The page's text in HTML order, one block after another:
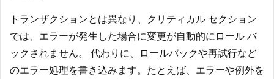
トランザクションとは異なり、クリティカル セクション
では、エラーが発生した場合に変更が自動的にロール バ
ックされません。 代わりに、ロールバックや再試行など
のエラー処理を書き込みます。たとえば、エラーや例外を